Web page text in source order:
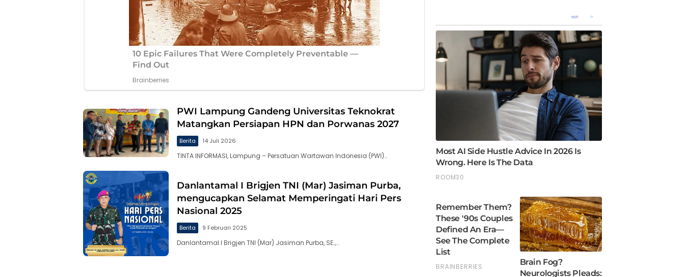
PWI Lampung Gandeng Universitas Teknokrat
Matangkan Persiapan HPN dan Porwanas 2027
Berita 14 Juli 2026
TINTA INFORMASI, Lampung – Persatuan Wartawan Indonesia (PWI)…
Danlantamal I Brigjen TNI (Mar) Jasiman Purba,
mengucapkan Selamat Memperingati Hari Pers
Nasional 2025
Berita 9 Februari 2025
Danlantamal I Brigjen TNI (Mar) Jasiman Purba, SE.,…